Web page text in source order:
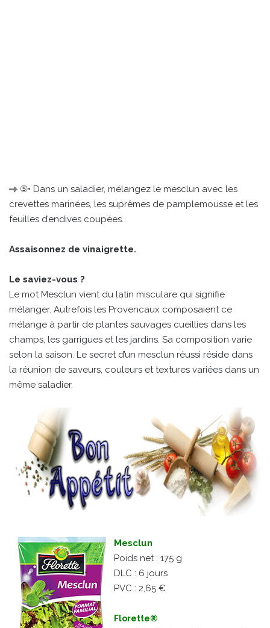
⑤• Dans un saladier, mélangez le mesclun avec les
crevettes marinées, les suprêmes de pamplemousse et les
feuilles d’endives coupées.
Assaisonnez de vinaigrette.
Le saviez-vous ?
Le mot Mesclun vient du latin misculare qui signifie
mélanger. Autrefois les Provencaux composaient ce
mélange à partir de plantes sauvages cueillies dans les
champs, les garrigues et les jardins. Sa composition varie
selon la saison. Le secret d’un mesclun réussi réside dans
la réunion de saveurs, couleurs et textures variées dans un
même saladier.
Mesclun
Poids net : 175 g
DLC : 6 jours
PVC : 2,65 €
Florette®